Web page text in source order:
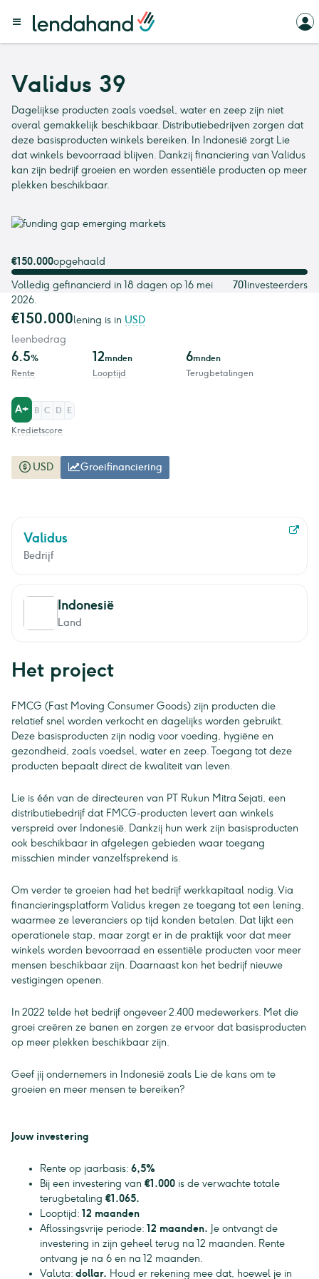
Validus 39
Dagelijkse producten zoals voedsel, water en zeep zijn niet
overal gemakkelijk beschikbaar. Distributiebedrijven zorgen dat
deze basisproducten winkels bereiken. In Indonesië zorgt Lie
dat winkels bevoorraad blijven. Dankzij financiering van Validus
kan zijn bedrijf groeien en worden essentiële producten op meer
plekken beschikbaar.
Validus
Bedrijf
Indonesië
Land
Het project
FMCG (Fast Moving Consumer Goods) zijn producten die
relatief snel worden verkocht en dagelijks worden gebruikt.
Deze basisproducten zijn nodig voor voeding, hygiëne en
gezondheid, zoals voedsel, water en zeep. Toegang tot deze
producten bepaalt direct de kwaliteit van leven.
Lie is één van de directeuren van PT Rukun Mitra Sejati, een
distributiebedrijf dat FMCG-producten levert aan winkels
verspreid over Indonesië. Dankzij hun werk zijn basisproducten
ook beschikbaar in afgelegen gebieden waar toegang
misschien minder vanzelfsprekend is.
Om verder te groeien had het bedrijf werkkapitaal nodig. Via
financieringsplatform Validus kregen ze toegang tot een lening,
waarmee ze leveranciers op tijd konden betalen. Dat lijkt een
operationele stap, maar zorgt er in de praktijk voor dat meer
winkels worden bevoorraad en essentiële producten voor meer
mensen beschikbaar zijn. Daarnaast kon het bedrijf nieuwe
vestigingen openen.
In 2022 telde het bedrijf ongeveer 2.400 medewerkers. Met die
groei creëren ze banen en zorgen ze ervoor dat basisproducten
op meer plekken beschikbaar zijn.
Geef jij ondernemers in Indonesië zoals Lie de kans om te
groeien en meer mensen te bereiken?
Jouw investering
Rente op jaarbasis: 6,5%
Bij een investering van €1.000 is de verwachte totale
terugbetaling €1.065.
Looptijd: 12 maanden
Aflossingsvrije periode: 12 maanden. Je ontvangt de
investering in zijn geheel terug na 12 maanden. Rente
ontvang je na 6 en na 12 maanden.
Valuta: dollar. Houd er rekening mee dat, hoewel je in
€150.000opgehaald
Volledig gefinancierd in 18 dagen op 16 mei
2026.
701investeerders
€150.000lening is in USD
leenbedrag
6.5%
Rente
12mnden
Looptijd
6mnden
Terugbetalingen
A+ B C D
E
Kredietscore
USD Groeifinanciering